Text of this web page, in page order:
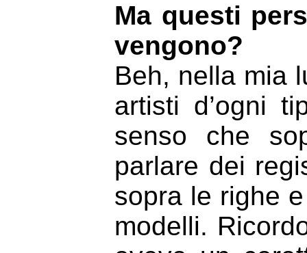
Ma questi
vengono?
Beh, nella mia
artisti d’ogni
senso che
parlare dei
sopra le righe
modelli.